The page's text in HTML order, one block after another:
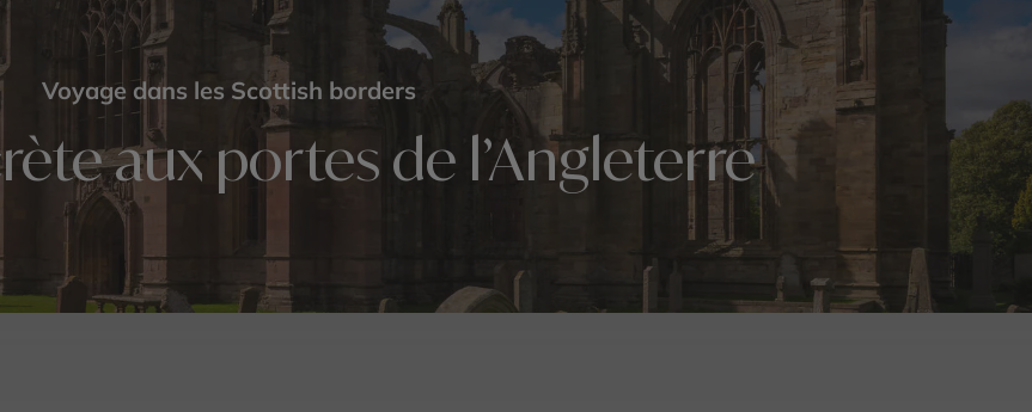
Voyage dans les Scottish borders
aux portes de l’Angleterre